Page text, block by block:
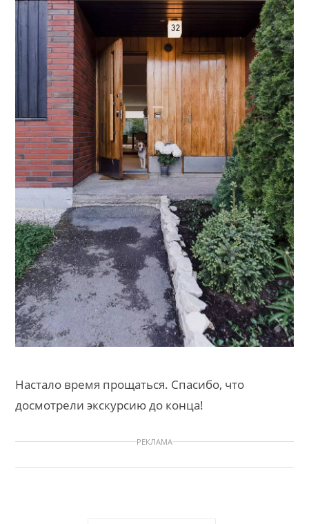
Настало время прощаться. Спасибо, что
досмотрели экскурсию до конца!
РЕКЛАМА